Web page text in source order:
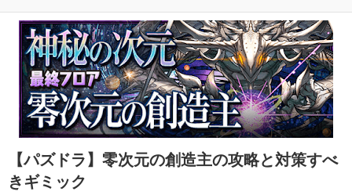
【パズドラ】 零次元の創造主の攻略と対策すべ
きギミック